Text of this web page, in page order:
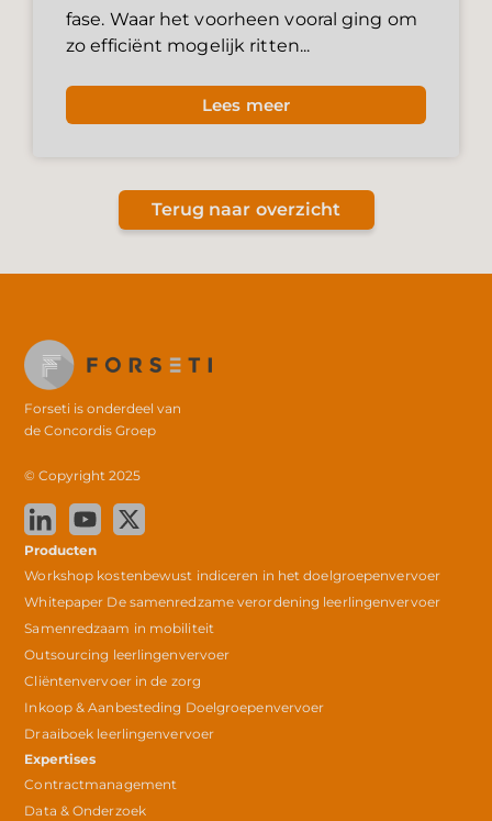
fase. Waar het voorheen vooral ging om
zo efficiënt mogelijk ritten...
Lees meer
Terug naar overzicht
Forseti is onderdeel van
deConcordis Groep
© Copyright 2025
Producten
Workshop kostenbewust indiceren in het doelgroepenvervoer
Whitepaper De samenredzame verordening leerlingenvervoer
Samenredzaam in mobiliteit
Outsourcing leerlingenvervoer
Cliëntenvervoer in de zorg
Inkoop & Aanbesteding Doelgroepenvervoer
Draaiboek leerlingenvervoer
Expertises
Contractmanagement
Data & Onderzoek